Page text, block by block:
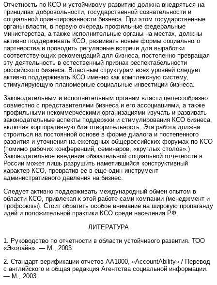
Отчетность по КСО и устойчивому развитию должна внедряться на
принципах добровольности, государственной сознательности и
социальной ориентированности бизнеса. При этом государственные
органы власти, в первую очередь профильные федеральные
министерства, а также исполнительные органы на местах, должны
активно поддерживать КСО, развивать новые формы социального
партнерства и проводить регулярные встречи для выработки
соответствующих рекомендаций для бизнеса, постепенно превращая
эту деятельность в естественный признак респектабельности
российского бизнеса. Властным структурам всех уровней следует
активно поддерживать КСО именно как комплексную систему,
стимулирующую планомерные социальные инвестиции бизнеса.
Законодательным и исполнительным органам власти целесообразно
совместно с представителями бизнеса и его ассоциациями, а также
профильными некоммерческими организациями изучать и развивать
законодательные аспекты поддержки и стимулирования КСО бизнеса,
включая корпоративную благотворительность. Эта работа должна
строиться на постоянной основе в форме диалога и постепенного
развития и уточнения на ежегодных общероссийских форумах по КСО
(помимо рабочих конференций, семинаров, «круглых столов».)
Законодательное введение обязательной социальной отчетности в
России может лишь разрушить наметившийся конструктивный
характер КСО, превратив ее в еще один инструмент
административного давления на бизнес.
Следует активно поддерживать международный обмен опытом в
области КСО, привлекая к этой работе сами компании (менеджмент и
профсоюзы). Стоит обратить особое внимание на широкую пропаганду
идей и положительной практики КСО среди населения РФ.
ЛИТЕРАТУРА
1. Руководство по отчетности в области устойчивого развития. ТОО
«Эколайн». — М., 2003.
2. Стандарт верификации отчетов АА1000, «AccountAbility» / Перевод
с английского и общая редакция Агентства социальной информации.
— М., 2003.